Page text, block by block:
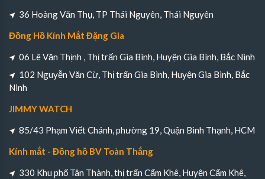
36 Hoàng Văn Thụ, TP Thái Nguyên, Thái Nguyên
Đồng Hồ Kính Mắt Đặng Gia
06 Lê Văn Thịnh , Thị trấn Gia Bình, Huyện Gia Bình, Bắc Ninh
102 Nguyễn Văn Cừ, Thị trấn Gia Bình, Huyện Gia Bình, Bắc
Ninh
JIMMY WATCH
85/43 Phạm Viết Chánh, phường 19, Quận Bình Thạnh, HCM
Kính mắt - Đồng hồ BV Toàn Thắng
330 Khu phố Tân Thành, thị trấn Cẩm Khê, Huyện Cẩm Khê,